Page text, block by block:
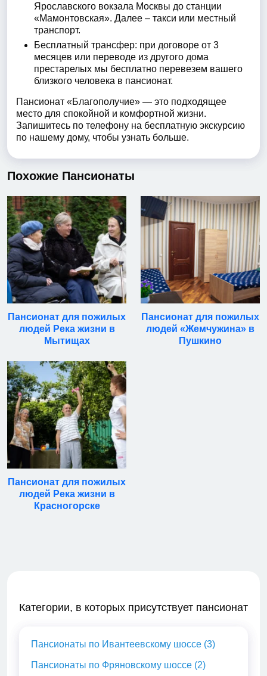
Ярославского вокзала Москвы до станции
«Мамонтовская». Далее – такси или местный
транспорт.
Бесплатный трансфер: при договоре от 3
месяцев или переводе из другого дома
престарелых мы бесплатно перевезем вашего
близкого человека в пансионат.
Пансионат «Благополучие» — это подходящее
место для спокойной и комфортной жизни.
Запишитесь по телефону на бесплатную экскурсию
по нашему дому, чтобы узнать больше.
Похожие Пансионаты
Пансионат для пожилых
людей Река жизни в
Мытищах
Пансионат для пожилых
людей «Жемчужина» в
Пушкино
Пансионат для пожилых
людей Река жизни в
Красногорске
Категории, в которых присутствует пансионат
Пансионаты по Ивантеевскому шоссе (3)
Пансионаты по Фряновскому шоссе (2)